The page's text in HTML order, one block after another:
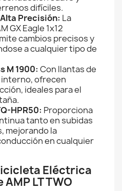
difíciles.
Precisión: La
GX Eagle 1x12
cambios precisos y
a cualquier tipo de
M 1900: Con llantas de
interno, ofrecen
ideales para el
HPR50: Proporciona
tanto en subidas
mejorando la
en cualquier
Eléctrica
LT TWO